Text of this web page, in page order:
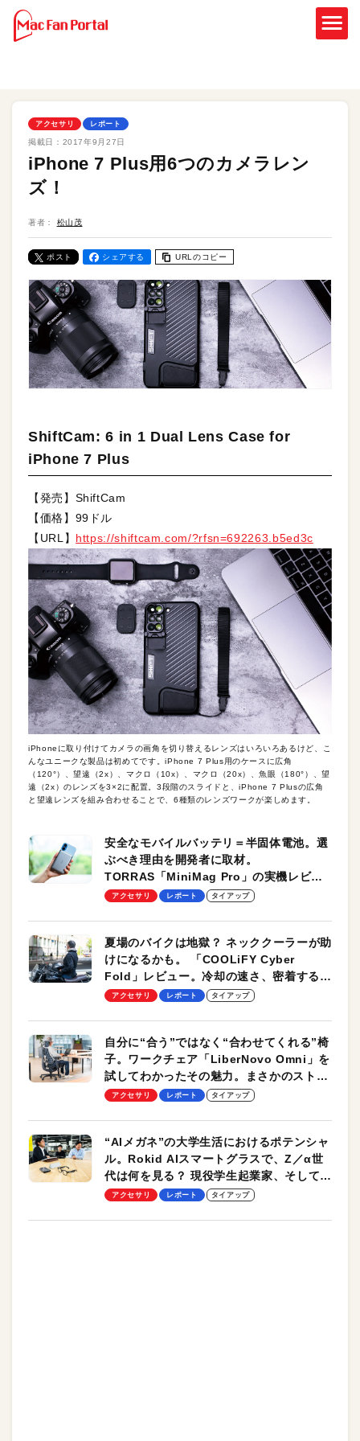
アクセサリ レポート
掲載日： 2017年9月27日
iPhone 7 Plus用6つのカメラレン
ズ！
著者： 松山茂
ポスト シェアする URLのコピー
ShiftCam: 6 in 1 Dual Lens Case for
iPhone 7 Plus
【発売】ShiftCam
【価格】99ドル
【URL】 https://shiftcam.com/?rfsn=692263.b5ed3c
iPhoneに取り付けてカメラの画角を切り替えるレンズはいろいろあるけど、こ
んなユニークな製品は初めてです。iPhone 7 Plus用のケースに広角
（120°）、望遠（2x）、マクロ（10x）、マクロ（20x）、魚眼（180°）、望
遠（2x）のレンズを3×2に配置。3段階のスライドと、iPhone 7 Plusの広角
と望遠レンズを組み合わせることで、6種類のレンズワークが楽しめます。
安全なモバイルバッテリ＝半固体電池。選
ぶべき理由を開発者に取材。
TORRAS「MiniMag Pro」の実機レビュ
ーも
アクセサリ レポート タイアップ
夏場のバイクは地獄？ ネッククーラーが助
けになるかも。 「COOLiFY Cyber
Fold」レビュー。冷却の速さ、密着する冷
却プレート、シンプルな操作性がグッド！
アクセサリ レポート タイアップ
自分に“合う”ではなく“合わせてくれる”椅
子。ワークチェア「LiberNovo Omni」を
試してわかったその魅力。まさかのストレ
ッチ機能も搭載
アクセサリ レポート タイアップ
“AIメガネ”の大学生活におけるポテンシャ
ル。Rokid AIスマートグラスで、Z／α世
代は何を見る？ 現役学生起業家、そして教
授による体験会レポート【PR】
アクセサリ レポート タイアップ